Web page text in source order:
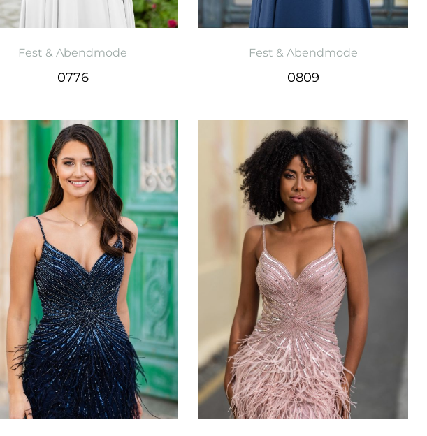
Fest & Abendmode
0776
Fest & Abendmode
0809